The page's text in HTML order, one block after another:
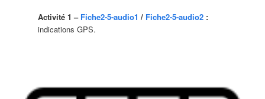
Activité 1 – Fiche2-5-audio1 / Fiche2-5-audio2 :
indications GPS.